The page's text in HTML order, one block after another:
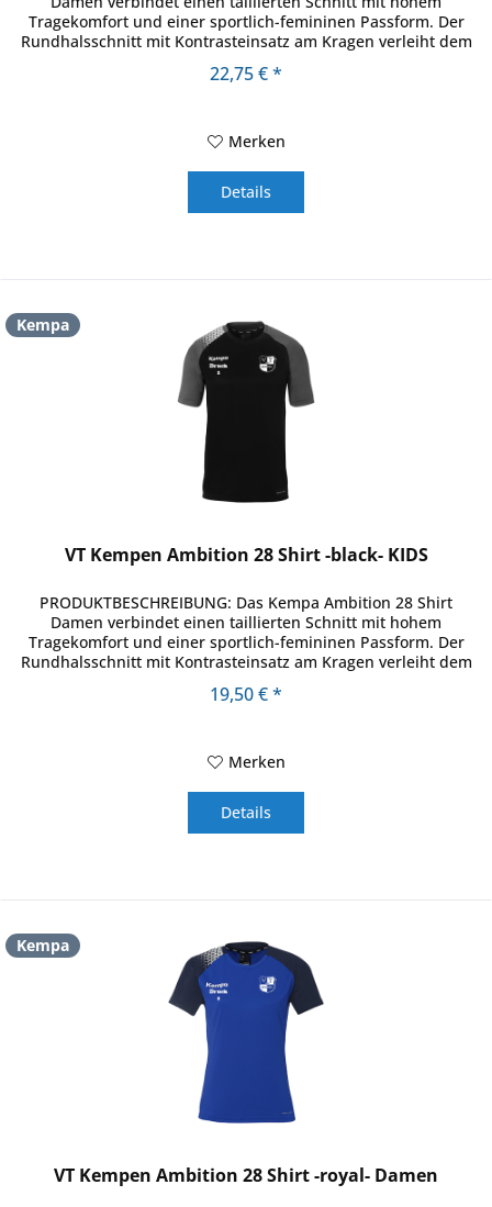
Tragekomfort und einer sportlich-femininen Passform. Der
Rundhalsschnitt mit Kontrasteinsatz am Kragen verleiht dem
22,75 € *
Merken
Details
Kempa
VT Kempen Ambition 28 Shirt -black- KIDS
PRODUKTBESCHREIBUNG: Das Kempa Ambition 28 Shirt
Damen verbindet einen taillierten Schnitt mit hohem
Tragekomfort und einer sportlich-femininen Passform. Der
Rundhalsschnitt mit Kontrasteinsatz am Kragen verleiht dem
19,50 € *
Merken
Details
Kempa
VT Kempen Ambition 28 Shirt -royal- Damen